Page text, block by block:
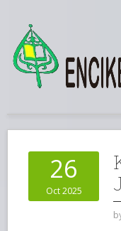
26
Oct 2025